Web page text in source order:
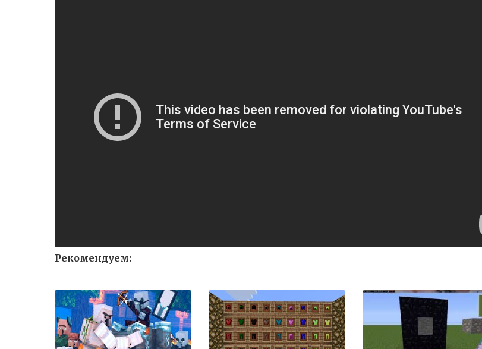
Рекомендуем: